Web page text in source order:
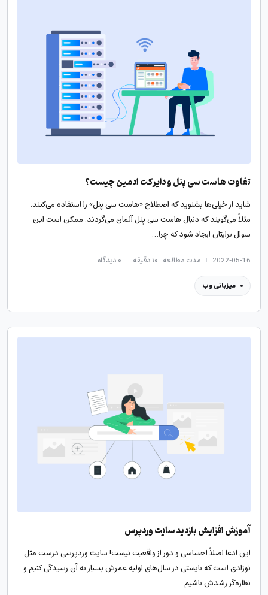
تفاوت هاست سی پنل و دایرکت ادمین چیست؟
شاید از خیلی‌ها بشنوید که اصطلاح «هاست سی پنل» را استفاده می‌کنند.
مثلاً می‌گویند که دنبال هاست سی پنل آلمان می‌گردند. ممکن است این
سوال برایتان ایجاد شود که چرا…
2022-05-16 مدت مطالعه : ۱۰ دقیقه ۰دیدگاه
میزبانی وب
آموزش افزایش بازدید سایت وردپرس
این ادعا اصلاً احساسی و دور از واقعیت نیست! سایت وردپرسی درست مثل
نوزادی است که بایستی در سال‌های اولیه عمرش بسیار به آن رسیدگی کنیم و
نظاره‌گر رشدش باشیم.…